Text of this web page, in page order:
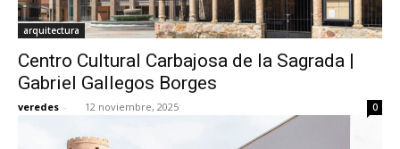
arquitectura
Centro Cultural Carbajosa de la Sagrada |
Gabriel Gallegos Borges
veredes - 12 noviembre, 2025 0